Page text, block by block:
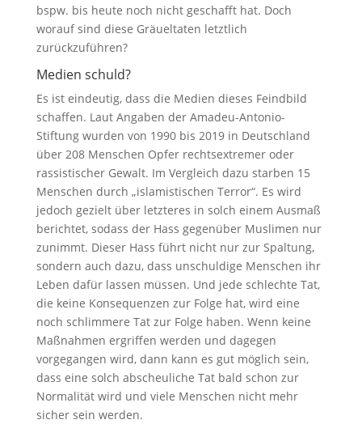
bspw. bis heute noch nicht geschafft hat. Doch
worauf sind diese Gräueltaten letztlich
zurückzuführen?
Medien schuld?
Es ist eindeutig, dass die Medien dieses Feindbild
schaffen. Laut Angaben der Amadeu-Antonio-
Stiftung wurden von 1990 bis 2019 in Deutschland
über 208 Menschen Opfer rechtsextremer oder
rassistischer Gewalt. Im Vergleich dazu starben 15
Menschen durch „islamistischen Terror“. Es wird
jedoch gezielt über letzteres in solch einem Ausmaß
berichtet, sodass der Hass gegenüber Muslimen nur
zunimmt. Dieser Hass führt nicht nur zur Spaltung,
sondern auch dazu, dass unschuldige Menschen ihr
Leben dafür lassen müssen. Und jede schlechte Tat,
die keine Konsequenzen zur Folge hat, wird eine
noch schlimmere Tat zur Folge haben. Wenn keine
Maßnahmen ergriffen werden und dagegen
vorgegangen wird, dann kann es gut möglich sein,
dass eine solch abscheuliche Tat bald schon zur
Normalität wird und viele Menschen nicht mehr
sicher sein werden.